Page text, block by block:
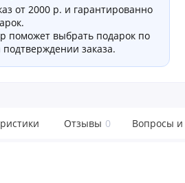
от 2000 р. и гарантированно
поможет выбрать подарок по
заказа.
Отзывы 0 Вопросы и